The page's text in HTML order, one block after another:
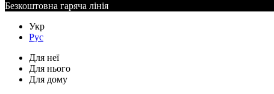
Безкоштовна гаряча лінія
Укр
Рус
Для неї
Для нього
Для дому